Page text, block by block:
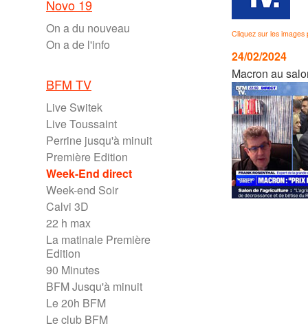
Novo 19
On a du nouveau
On a de l'info
BFM TV
Live Switek
Live Toussaint
Perrine jusqu'à minuit
Première Edition
Week-End direct
Week-end Soir
Calvi 3D
22 h max
La matinale Première
Edition
90 Minutes
BFM Jusqu'à minuit
Le 20h BFM
Le club BFM
Cliquez sur les images
24/02/2024
Macron au